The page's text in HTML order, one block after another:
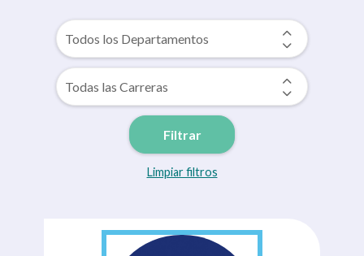
Filtrar
Limpiar filtros